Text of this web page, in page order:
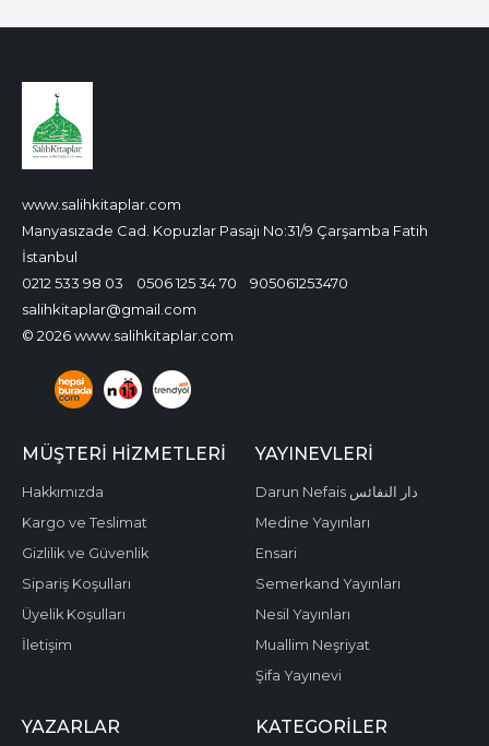
www.salihkitaplar.com
Manyasızade Cad. Kopuzlar Pasajı No:31/9 Çarşamba Fatih
İstanbul
0212 533 98 03
0506 125 34 70
905061253470
salihkitaplar@gmail.com
© 2026 www.salihkitaplar.com
MÜŞTERI HIZMETLERI
Hakkımızda
Kargo ve Teslimat
Gizlilik ve Güvenlik
Sipariş Koşulları
Üyelik Koşulları
İletişim
YAYINEVLERI
Darun Nefais دار النفائس
Medine Yayınları
Ensari
Semerkand Yayınları
Nesil Yayınları
Muallim Neşriyat
Şifa Yayınevi
YAZARLAR KATEGORILER